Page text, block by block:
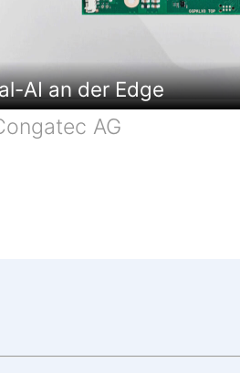
AI an der Edge
AG